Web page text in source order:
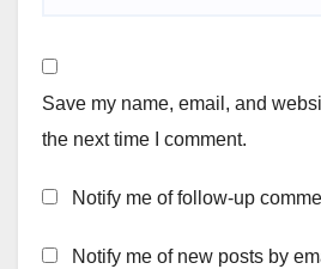
Save my name, email, and
the next time I comment.
Notify me of follow-up
Notify me of new posts by